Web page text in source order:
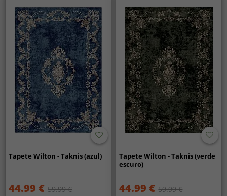
Tapete Wilton - Taknis (azul)
44.99 € 59.99 €
Tapete Wilton - Taknis (verde
escuro)
44.99 € 59.99 €